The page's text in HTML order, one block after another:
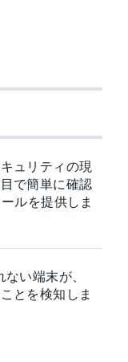
ュリティの現
で簡単に確認
ルを提供しま
い端末が、
とを検知しま